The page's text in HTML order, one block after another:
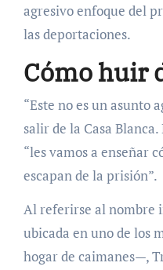
agresivo enfoque del
las deportaciones.
Cómo huir
“Este no es un asunto
salir de la Casa
“les vamos a enseñar
escapan de la prisión”.
Al referirse al nombre
ubicada en uno de los
hogar de caimanes—,